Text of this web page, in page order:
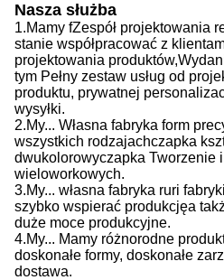
Nasza służba
1.Mamy fZespół projektowania
stanie współpracować z
projektowania produktów,
tym Pełny zestaw usług od
produktu, prywatnej
wysyłki.
2.My... Własna fabryka form
wszystkich rodzajachczapka
dwukolorowyczapka Tworzenie
wieloworkowych.
3.My... własna fabryka ruri
szybko wspierać produkcjęa
duże moce produkcyjne.
4.My... Mamy różnorodne
doskonałe formy, doskonałe
dostawa.